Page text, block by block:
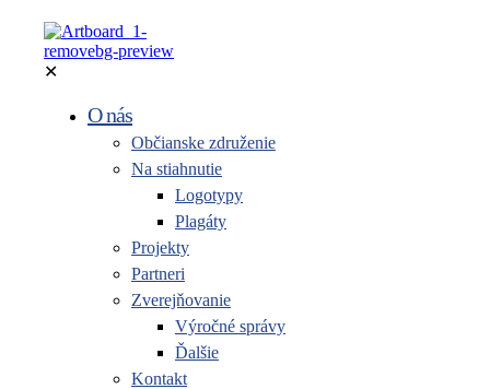
✕
O nás
Občianske združenie
Na stiahnutie
Logotypy
Plagáty
Projekty
Partneri
Zverejňovanie
Výročné správy
Ďalšie
Kontakt